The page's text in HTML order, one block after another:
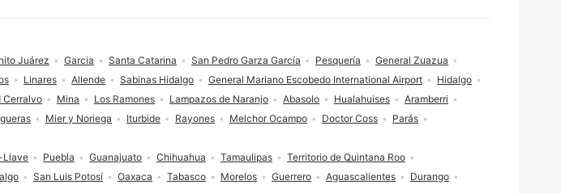
Llave Puebla Guanajuato Chihuahua Tamaulipas
Territorio de Quintana Roo
San Luis Potosí Oaxaca Tabasco Morelos Guerrero Aguascalientes
Durango
Juárez Garcia Santa Catarina San Pedro Garza García Pesquería
General Zuazua
Linares Allende Sabinas Hidalgo General Mariano Escobedo International Airport
Hidalgo
Cerralvo Mina Los Ramones Lampazos de Naranjo Abasolo Hualahuises
Aramberri
Mier y Noriega Iturbide Rayones Melchor Ocampo Doctor Coss
Parás